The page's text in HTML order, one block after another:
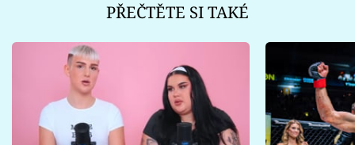
PŘEČTĚTE SI TAKÉ